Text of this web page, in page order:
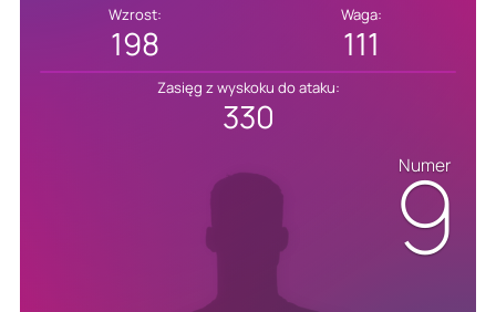
Wzrost:
198
Waga:
111
Zasięg z wyskoku do ataku:
330
Numer
9